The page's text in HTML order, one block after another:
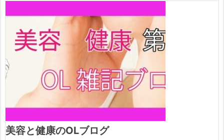
美容と健康のOLブログ